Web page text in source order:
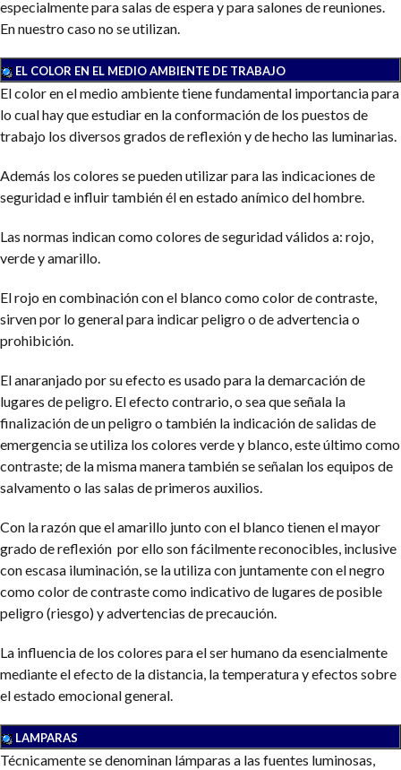
especialmente para salas de espera y para salones de reuniones.
En nuestro caso no se utilizan.
EL COLOR EN EL MEDIO AMBIENTE DE TRABAJO
El color en el medio ambiente tiene fundamental importancia para
lo cual hay que estudiar en la conformación de los puestos de
trabajo los diversos grados de reflexión y de hecho las luminarias.
Además los colores se pueden utilizar para las indicaciones de
seguridad e influir también él en estado anímico del hombre.
Las normas indican como colores de seguridad válidos a: rojo,
verde y amarillo.
El rojo en combinación con el blanco como color de contraste,
sirven por lo general para indicar peligro o de advertencia o
prohibición.
El anaranjado por su efecto es usado para la demarcación de
lugares de peligro. El efecto contrario, o sea que señala la
finalización de un peligro o también la indicación de salidas de
emergencia se utiliza los colores verde y blanco, este último como
contraste; de la misma manera también se señalan los equipos de
salvamento o las salas de primeros auxilios.
Con la razón que el amarillo junto con el blanco tienen el mayor
grado de reflexión por ello son fácilmente reconocibles, inclusive
con escasa iluminación, se la utiliza con juntamente con el negro
como color de contraste como indicativo de lugares de posible
peligro (riesgo) y advertencias de precaución.
La influencia de los colores para el ser humano da esencialmente
mediante el efecto de la distancia, la temperatura y efectos sobre
el estado emocional general.
LAMPARAS
Técnicamente se denominan lámparas a las fuentes luminosas,